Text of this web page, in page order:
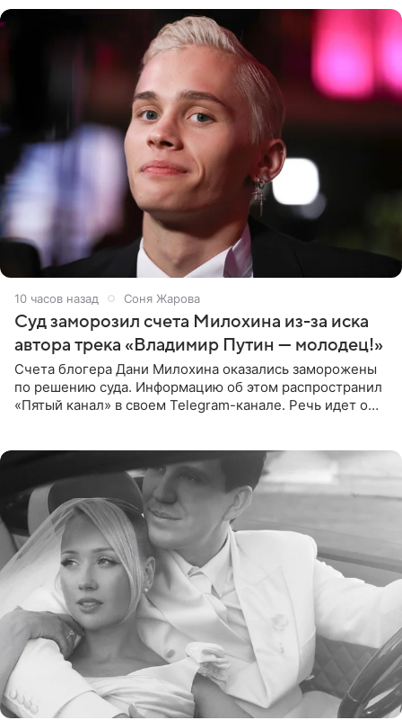
10 часов назад Соня Жарова
Суд заморозил счета Милохина из-за иска
автора трека «Владимир Путин — молодец!»
Счета блогера Дани Милохина оказались заморожены
по решению суда. Информацию об этом распространил
«Пятый канал» в своем Telegram-канале. Речь идет о